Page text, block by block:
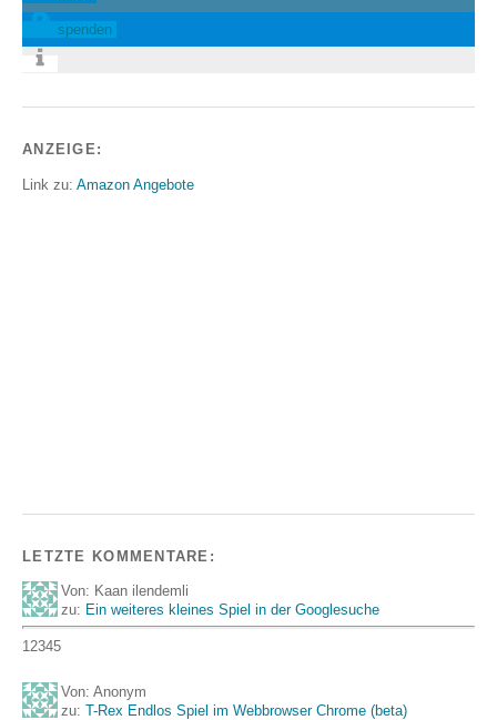
spenden
ANZEIGE:
Link zu: Amazon Angebote
LETZTE KOMMENTARE:
Von: Kaan ilendemli
zu: Ein weiteres kleines Spiel in der Googlesuche
12345
Von: Anonym
zu: T-Rex Endlos Spiel im Webbrowser Chrome (beta)